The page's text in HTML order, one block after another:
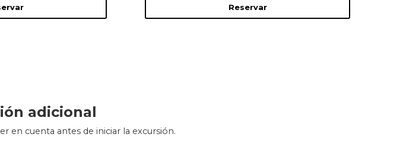
Reservar
adicional
en cuenta antes de iniciar la excursión.